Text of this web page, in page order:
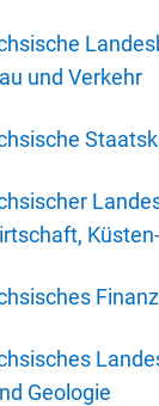
und Verkehr
Geologie